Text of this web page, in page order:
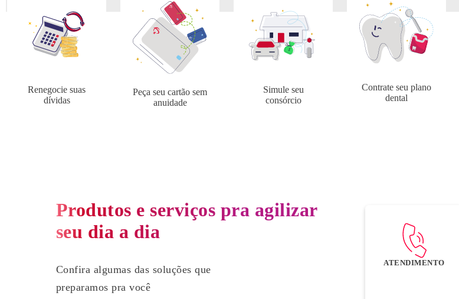
Renegocie suas
dívidas
Peça seu cartão sem
anuidade
Simule seu
consórcio
Contrate seu plano
dental
Produtos e serviços pra agilizar
seu dia a dia
Confira algumas das soluções que
preparamos pra você
ATENDIMENTO